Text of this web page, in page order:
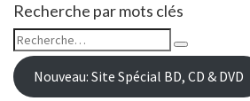
Recherche par mots clés
Rechercher :
Recherche
Nouveau: Site Spécial BD, CD & DVD